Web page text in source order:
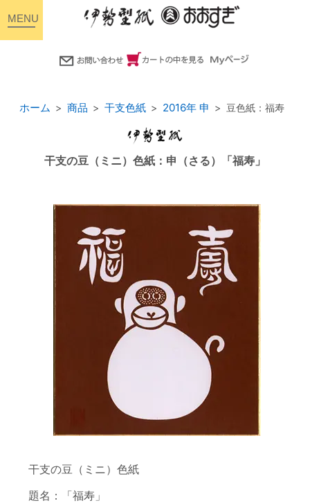
ホーム 商品 干支色紙 2016年 申 豆色紙：福寿
干支の豆（ミニ）色紙：申（さる）「福寿」
干支の豆（ミニ）色紙
題名：「福寿」
toggle
navigation